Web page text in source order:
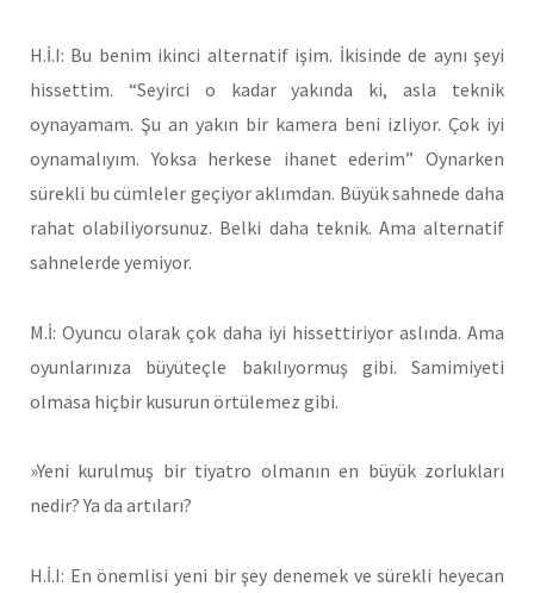
H.İ.I: Bu benim ikinci alternatif işim. İkisinde de aynı şeyi
hissettim. “Seyirci o kadar yakında ki, asla teknik
oynayamam. Şu an yakın bir kamera beni izliyor. Çok iyi
oynamalıyım. Yoksa herkese ihanet ederim” Oynarken
sürekli bu cümleler geçiyor aklımdan. Büyük sahnede daha
rahat olabiliyorsunuz. Belki daha teknik. Ama alternatif
sahnelerde yemiyor.
M.İ: Oyuncu olarak çok daha iyi hissettiriyor aslında. Ama
oyunlarınıza büyüteçle bakılıyormuş gibi. Samimiyeti
olmasa hiçbir kusurun örtülemez gibi.
»Yeni kurulmuş bir tiyatro olmanın en büyük zorlukları
nedir? Ya da artıları?
H.İ.I: En önemlisi yeni bir şey denemek ve sürekli heyecan